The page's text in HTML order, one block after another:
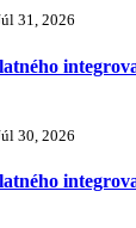
31, 2026
30, 2026